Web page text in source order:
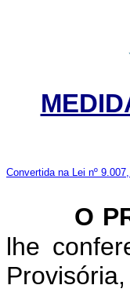
Convertida na Lei nº
O
lhe